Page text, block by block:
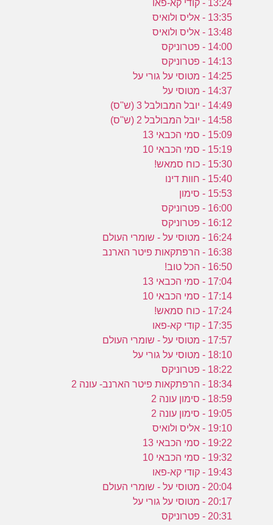
13:24 - קודי קא-פאו
13:35 - אליס ולואיס
13:48 - אליס ולואיס
14:00 - פטרוניקס
14:13 - פטרוניקס
14:25 - מטוסי על גורי על
14:37 - מטוסי על
14:49 - יובל המבולבל 3 (ש''ס)
14:58 - יובל המבולבל 2 (ש''ס)
15:09 - סמי הכבאי 13
15:19 - סמי הכבאי 10
15:30 - כוח סמאש!
15:40 - חוות דינו
15:53 - סימון
16:00 - פטרוניקס
16:12 - פטרוניקס
16:24 - מטוסי על - שומרי העולם
16:38 - הרפתקאות פיטר הארנב
16:50 - הכל טוב!
17:04 - סמי הכבאי 13
17:14 - סמי הכבאי 10
17:24 - כוח סמאש!
17:35 - קודי קא-פאו
17:57 - מטוסי על - שומרי העולם
18:10 - מטוסי על גורי על
18:22 - פטרוניקס
18:34 - הרפתקאות פיטר הארנב- עונה 2
18:59 - סימון עונה 2
19:05 - סימון עונה 2
19:10 - אליס ולואיס
19:22 - סמי הכבאי 13
19:32 - סמי הכבאי 10
19:43 - קודי קא-פאו
20:04 - מטוסי על - שומרי העולם
20:17 - מטוסי על גורי על
20:31 - פטרוניקס